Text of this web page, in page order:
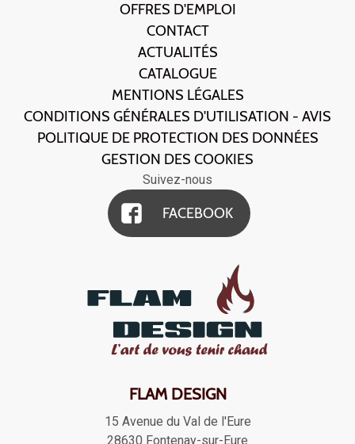
OFFRES D'EMPLOI
CONTACT
ACTUALITÉS
CATALOGUE
MENTIONS LÉGALES
CONDITIONS GÉNÉRALES D'UTILISATION - AVIS
POLITIQUE DE PROTECTION DES DONNÉES
GESTION DES COOKIES
Suivez-nous
FACEBOOK
FLAM DESIGN
15 Avenue du Val de l'Eure
28630 Fontenay-sur-Eure